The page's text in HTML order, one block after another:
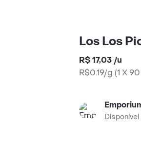
Los Los
R$ 17,03 /u
R$0.19/g (1 X
Disponível